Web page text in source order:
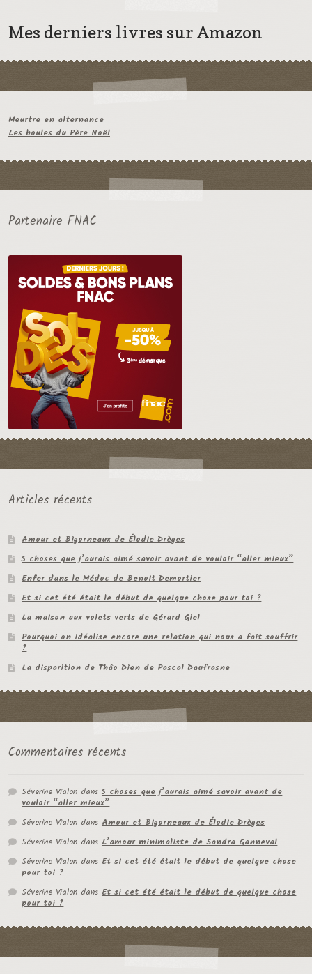
Mes derniers livres sur Amazon
Meurtre en alternance
Les boules du Père Noël
Partenaire FNAC
Articles récents
Amour et Bigorneaux de Élodie Drèges
5 choses que j’aurais aimé savoir avant de vouloir “aller mieux”
Enfer dans le Médoc de Benoit Demortier
Et si cet été était le début de quelque chose pour toi ?
La maison aux volets verts de Gérard Giel
Pourquoi on idéalise encore une relation qui nous a fait souffrir
?
La disparition de Thâo Dien de Pascal Daufrasne
Commentaires récents
Séverine Vialon dans5 choses que j’aurais aimé savoir avant de
vouloir “aller mieux”
Séverine Vialon dansAmour et Bigorneaux de Élodie Drèges
Séverine Vialon dansL’amour minimaliste de Sandra Ganneval
Séverine Vialon dansEt si cet été était le début de quelque chose
pour toi ?
Séverine Vialon dansEt si cet été était le début de quelque chose
pour toi ?